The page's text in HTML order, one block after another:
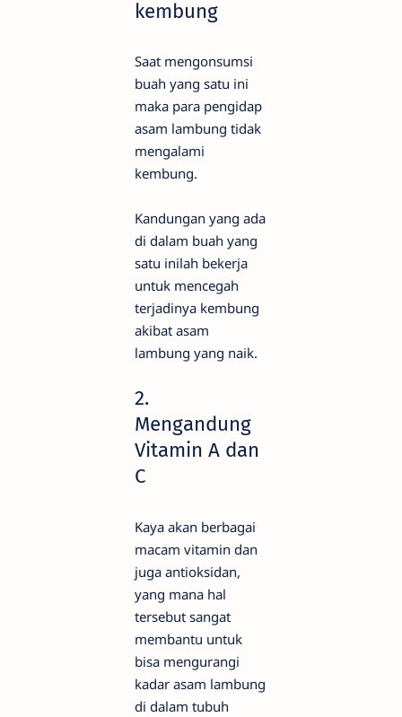
kembung
Saat mengonsumsi
buah yang satu ini
maka para pengidap
asam lambung tidak
mengalami
kembung.
Kandungan yang ada
di dalam buah yang
satu inilah bekerja
untuk mencegah
terjadinya kembung
akibat asam
lambung yang naik.
2.
Mengandung
Vitamin A dan
C
Kaya akan berbagai
macam vitamin dan
juga antioksidan,
yang mana hal
tersebut sangat
membantu untuk
bisa mengurangi
kadar asam lambung
di dalam tubuh